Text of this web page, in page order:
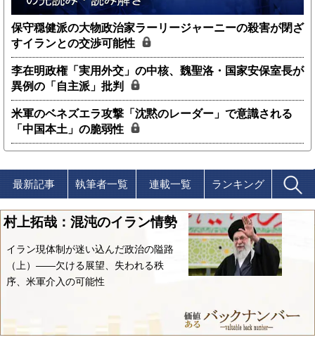
保守穏健派の大物政治家ラーリージャーニーの殺害が閉ざ
すイランとの交渉可能性
李在明政権「実用外交」の中核、魏聖洛・国家安保室長が
異例の「自主派」批判
米軍のベネズエラ攻撃「沈黙のレーダー」で意識される
「中国本土」の脆弱性
最新記事 執筆者一覧 連載一覧 ランキング
村上拓哉：混沌のイラン情勢
イラン現体制が迷い込んだ政治の隘路
（上）――欠ける展望、失われる秩
序、米軍介入の可能性